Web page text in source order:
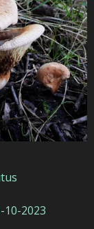
2023